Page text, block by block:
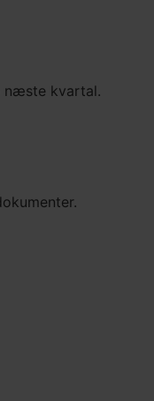
næste kvartal.